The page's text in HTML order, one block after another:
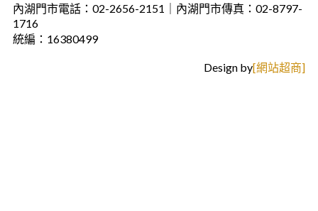
內湖門市電話：02-2656-2151｜內湖門市傳真：02-8797-
1716
統編：16380499
Design by[網站超商]